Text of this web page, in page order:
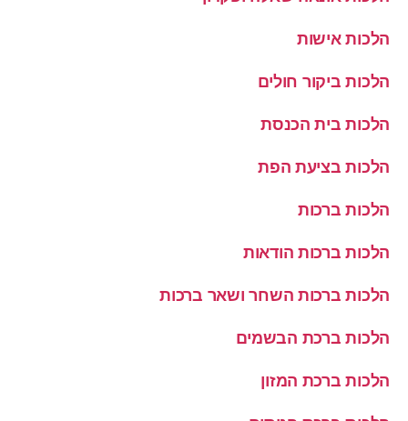
הלכות אישות
הלכות ביקור חולים
הלכות בית הכנסת
הלכות בציעת הפת
הלכות ברכות
הלכות ברכות הודאות
הלכות ברכות השחר ושאר ברכות
הלכות ברכת הבשמים
הלכות ברכת המזון